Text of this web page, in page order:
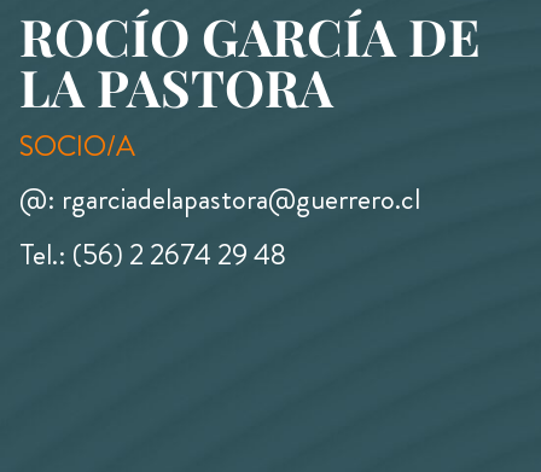
ROCÍO GARCÍA DE
LA PASTORA
SOCIO/A
@: rgarciadelapastora@guerrero.cl
Tel.: (56) 2 2674 29 48